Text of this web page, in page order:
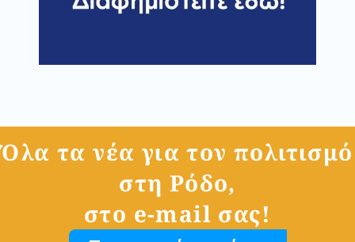
Όλα τα νέα για τον πολιτισμό
στη Ρόδο,
στο e-mail σας!